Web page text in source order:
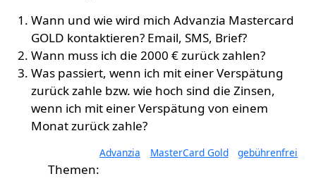
Wann und wie wird mich Advanzia Mastercard
GOLD kontaktieren? Email, SMS, Brief?
Wann muss ich die 2000 € zurück zahlen?
Was passiert, wenn ich mit einer Verspätung
zurück zahle bzw. wie hoch sind die Zinsen,
wenn ich mit einer Verspätung von einem
Monat zurück zahle?
Advanzia MasterCard Gold gebührenfrei